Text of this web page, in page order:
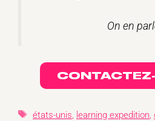
On en
Étiquettes
états-unis learning expedition